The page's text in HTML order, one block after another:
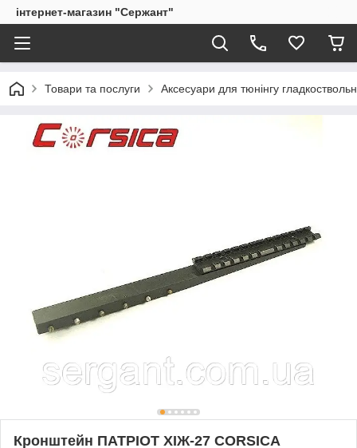
інтернет-магазин "Сержант"
Товари та послуги Аксесуари для тюнінгу
Кронштейн ПАТРІОТ ХІЖ-27 CORSICA